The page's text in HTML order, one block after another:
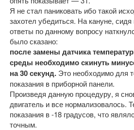
Я не стал паниковать ибо такой
захотел убедиться. На кануне,
ответы по данному вопросу
было сказано:
после замены датчика
среды необходимо скинуть
на 30 секунд. Это необходимо для
показания в приборной панели.
Произведя данную процедуру, я
двигатель и все нормализовалось.
показания в -18 градусов, что
точным.